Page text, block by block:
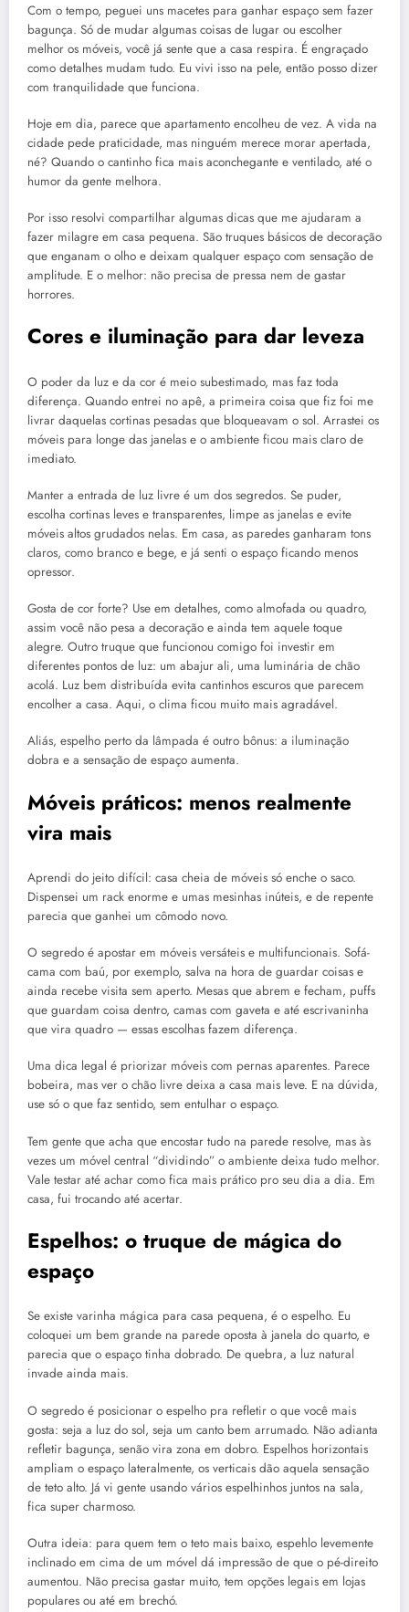
Com o tempo, peguei uns macetes para ganhar espaço sem fazer
bagunça. Só de mudar algumas coisas de lugar ou escolher
melhor os móveis, você já sente que a casa respira. É engraçado
como detalhes mudam tudo. Eu vivi isso na pele, então posso dizer
com tranquilidade que funciona.
Hoje em dia, parece que apartamento encolheu de vez. A vida na
cidade pede praticidade, mas ninguém merece morar apertada,
né? Quando o cantinho fica mais aconchegante e ventilado, até o
humor da gente melhora.
Por isso resolvi compartilhar algumas dicas que me ajudaram a
fazer milagre em casa pequena. São truques básicos de decoração
que enganam o olho e deixam qualquer espaço com sensação de
amplitude. E o melhor: não precisa de pressa nem de gastar
horrores.
Cores e iluminação para dar leveza
O poder da luz e da cor é meio subestimado, mas faz toda
diferença. Quando entrei no apê, a primeira coisa que fiz foi me
livrar daquelas cortinas pesadas que bloqueavam o sol. Arrastei os
móveis para longe das janelas e o ambiente ficou mais claro de
imediato.
Manter a entrada de luz livre é um dos segredos. Se puder,
escolha cortinas leves e transparentes, limpe as janelas e evite
móveis altos grudados nelas. Em casa, as paredes ganharam tons
claros, como branco e bege, e já senti o espaço ficando menos
opressor.
Gosta de cor forte? Use em detalhes, como almofada ou quadro,
assim você não pesa a decoração e ainda tem aquele toque
alegre. Outro truque que funcionou comigo foi investir em
diferentes pontos de luz: um abajur ali, uma luminária de chão
acolá. Luz bem distribuída evita cantinhos escuros que parecem
encolher a casa. Aqui, o clima ficou muito mais agradável.
Aliás, espelho perto da lâmpada é outro bônus: a iluminação
dobra e a sensação de espaço aumenta.
Móveis práticos: menos realmente
vira mais
Aprendi do jeito difícil: casa cheia de móveis só enche o saco.
Dispensei um rack enorme e umas mesinhas inúteis, e de repente
parecia que ganhei um cômodo novo.
O segredo é apostar em móveis versáteis e multifuncionais. Sofá-
cama com baú, por exemplo, salva na hora de guardar coisas e
ainda recebe visita sem aperto. Mesas que abrem e fecham, puffs
que guardam coisa dentro, camas com gaveta e até escrivaninha
que vira quadro — essas escolhas fazem diferença.
Uma dica legal é priorizar móveis com pernas aparentes. Parece
bobeira, mas ver o chão livre deixa a casa mais leve. E na dúvida,
use só o que faz sentido, sem entulhar o espaço.
Tem gente que acha que encostar tudo na parede resolve, mas às
vezes um móvel central “dividindo” o ambiente deixa tudo melhor.
Vale testar até achar como fica mais prático pro seu dia a dia. Em
casa, fui trocando até acertar.
Espelhos: o truque de mágica do
espaço
Se existe varinha mágica para casa pequena, é o espelho. Eu
coloquei um bem grande na parede oposta à janela do quarto, e
parecia que o espaço tinha dobrado. De quebra, a luz natural
invade ainda mais.
O segredo é posicionar o espelho pra refletir o que você mais
gosta: seja a luz do sol, seja um canto bem arrumado. Não adianta
refletir bagunça, senão vira zona em dobro. Espelhos horizontais
ampliam o espaço lateralmente, os verticais dão aquela sensação
de teto alto. Já vi gente usando vários espelhinhos juntos na sala,
fica super charmoso.
Outra ideia: para quem tem o teto mais baixo, espehlo levemente
inclinado em cima de um móvel dá impressão de que o pé-direito
aumentou. Não precisa gastar muito, tem opções legais em lojas
populares ou até em brechó.